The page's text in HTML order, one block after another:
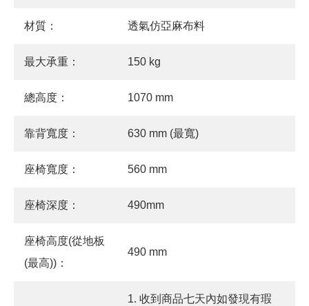
材質： 透氣仿亞麻布料
最大承重： 150 kg
總高度： 1070 mm
靠背寬度： 630 mm (最寬)
座椅寬度： 560 mm
座椅深度： 490mm
座椅高度(從地板
(最高))：
490 mm
1. 收到商品七天內如發現有瑕